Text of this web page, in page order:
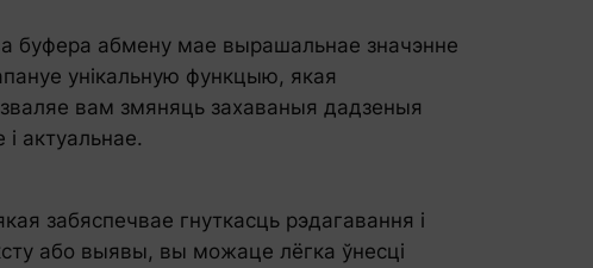
буфера абмену мае вырашальнае значэнне
унікальную функцыю, якая
вам змяняць захаваныя дадзеныя
актуальнае.
забяспечвае гнуткасць рэдагавання і
або выявы, вы можаце лёгка ўнесці